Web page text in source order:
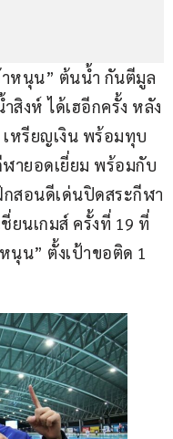
าหนุน” ต้นน้ำ กันตีมูล
สิงห์ ได้เฮอีกครั้ง หลัง
หรียญเงิน พร้อมทุบ
ฬายอดเยี่ยม พร้อมกับ
สอนดีเด่นปิดสระกีฬา
ยนเกมส์ ครั้งที่ 19 ที่
นุน” ตั้งเป้าขอติด 1